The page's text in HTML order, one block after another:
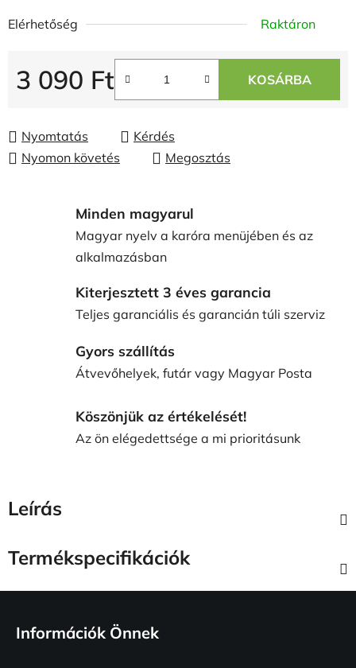
Elérhetőség Raktáron
3 090 Ft KOSÁRBA
Nyomtatás
Kérdés
Nyomon követés
Megosztás
Minden magyarul
Magyar nyelv a karóra menüjében és az
alkalmazásban
Kiterjesztett 3 éves garancia
Teljes garanciális és garancián túli szerviz
Gyors szállítás
Átvevőhelyek, futár vagy Magyar Posta
Köszönjük az értékelését!
Az ön elégedettsége a mi prioritásunk
Leírás
Termékspecifikációk
Információk Önnek